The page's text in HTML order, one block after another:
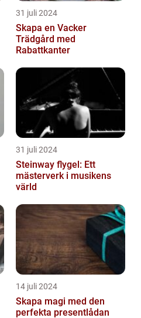
31 juli 2024
Skapa en Vacker
Trädgård med
Rabattkanter
31 juli 2024
Steinway flygel: Ett
mästerverk i musikens
värld
14 juli 2024
Skapa magi med den
perfekta presentlådan